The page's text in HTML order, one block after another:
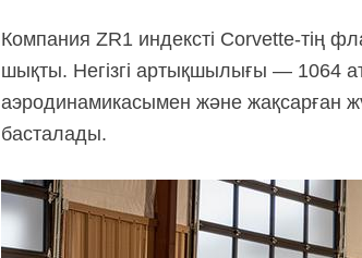
Компания ZR1 индексті Corvette-тің
шықты. Негізгі артықшылығы — 1064 ат
аэродинамикасымен және жақсарған
басталады.